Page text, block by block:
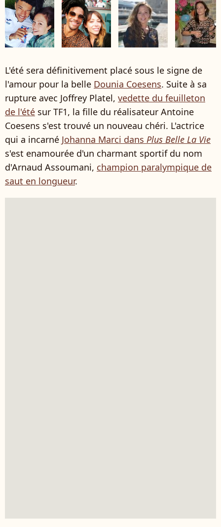
L'été sera définitivement placé sous le signe de
l'amour pour la belle Dounia Coesens. Suite à sa
rupture avec Joffrey Platel, vedette du feuilleton
de l'été sur TF1, la fille du réalisateur Antoine
Coesens s'est trouvé un nouveau chéri. L'actrice
qui a incarné Johanna Marci dans Plus Belle La Vie
s'est enamourée d'un charmant sportif du nom
d'Arnaud Assoumani, champion paralympique de
saut en longueur.